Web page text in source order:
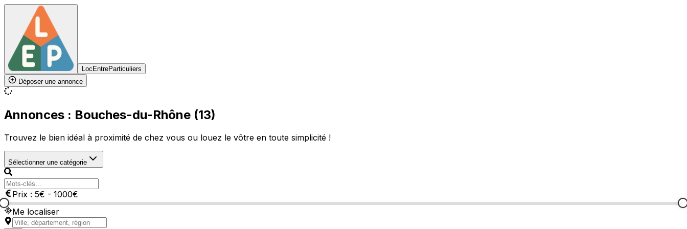
LocEntreParticuliers
Déposer une annonce
Annonces : Bouches-du-Rhône (13)
Trouvez le bien idéal à proximité de chez vous ou louez le vôtre en toute simplicité !
Sélectionner une catégorie
Prix : 5€ - 1000€
Me localiser